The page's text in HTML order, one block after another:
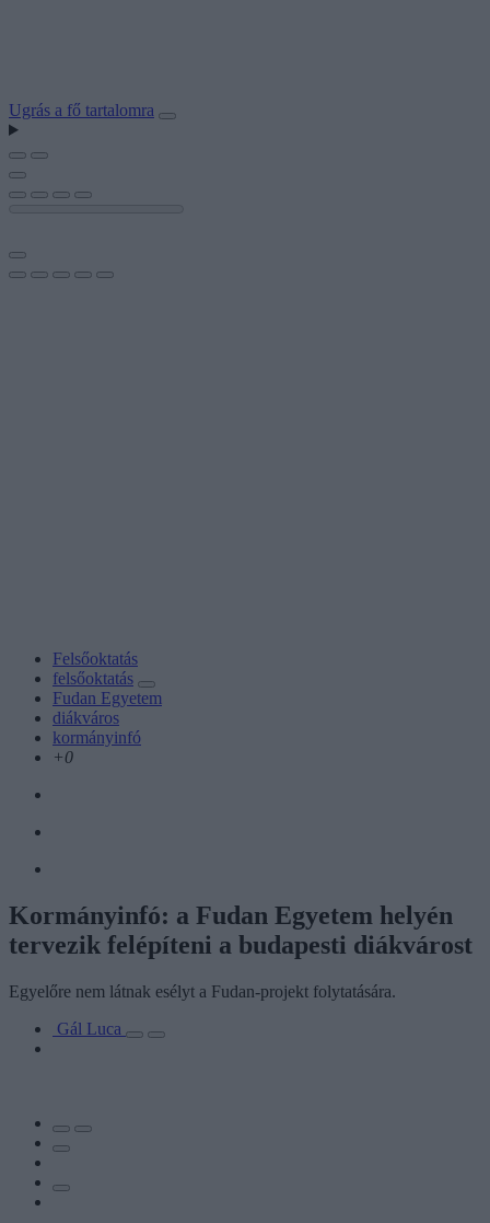
Ugrás a fő tartalomra
Felsőoktatás
felsőoktatás
Fudan Egyetem
diákváros
kormányinfó
+0
Kormányinfó: a Fudan Egyetem helyén
tervezik felépíteni a budapesti diákvárost
Egyelőre nem látnak esélyt a Fudan-projekt folytatására.
Gál Luca